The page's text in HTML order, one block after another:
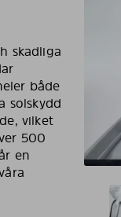
skadliga
både
solskydd
vilket
500
en